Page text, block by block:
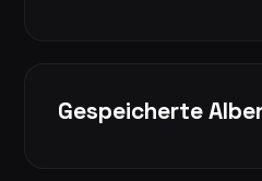
Gespeicherte